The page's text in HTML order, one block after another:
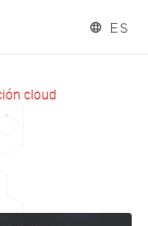
ES
cloud